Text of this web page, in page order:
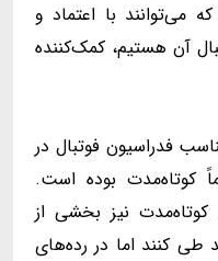
می‌توانند با اعتماد و
آن هستیم، کمک‌کننده
فدراسیون فوتبال در
کوتاه‌مدت بوده است.
کوتاه‌مدت نیز بخشی از
طی کنند اما در رده‌های